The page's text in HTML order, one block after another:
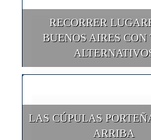
RECORRER
BUENOS AIRES CON
LAS CÚPULAS
ARRIBA